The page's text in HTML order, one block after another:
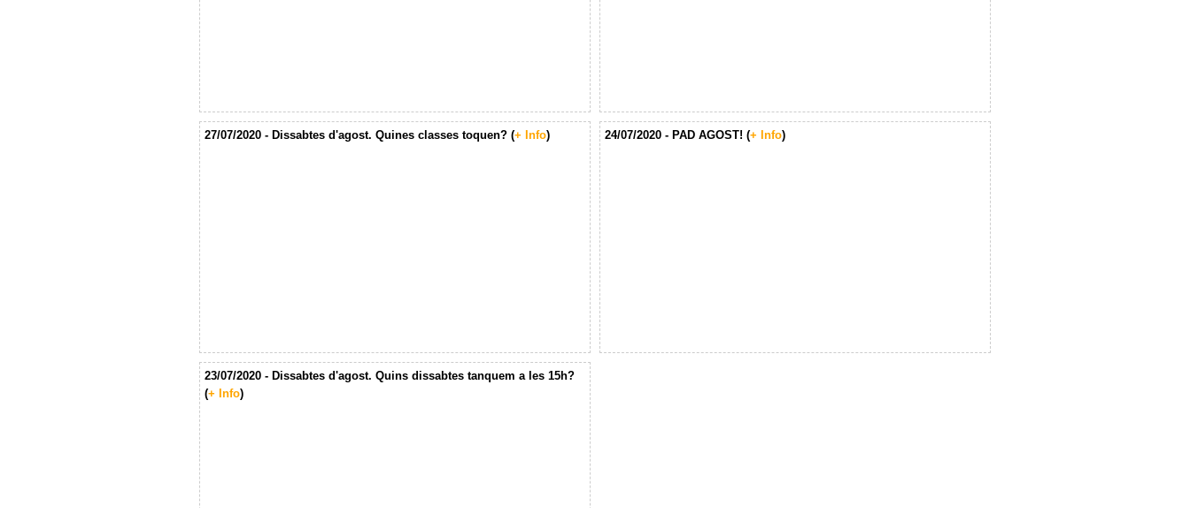
27/07/2020 - Dissabtes d'agost. Quines classes toquen? (+ Info) 24/07/2020 - PAD AGOST! (+ Info)
23/07/2020 - Dissabtes d'agost. Quins dissabtes tanquem a les 15h?
(+ Info)